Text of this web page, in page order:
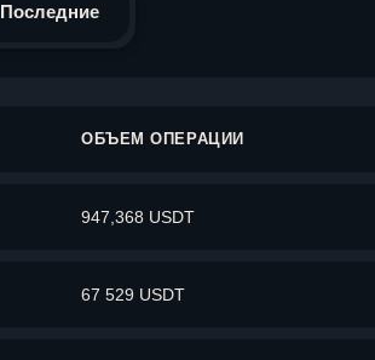
Последние
ОБЪЕМ ОПЕРАЦИИ
947,368 USDT
67 529 USDT